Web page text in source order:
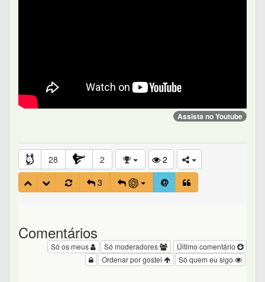
Assista no Youtube
28 2
2
3
Comentários
Último comentário
Só moderadores
Só os meus
Só quem eu sigo
Ordenar por gostei